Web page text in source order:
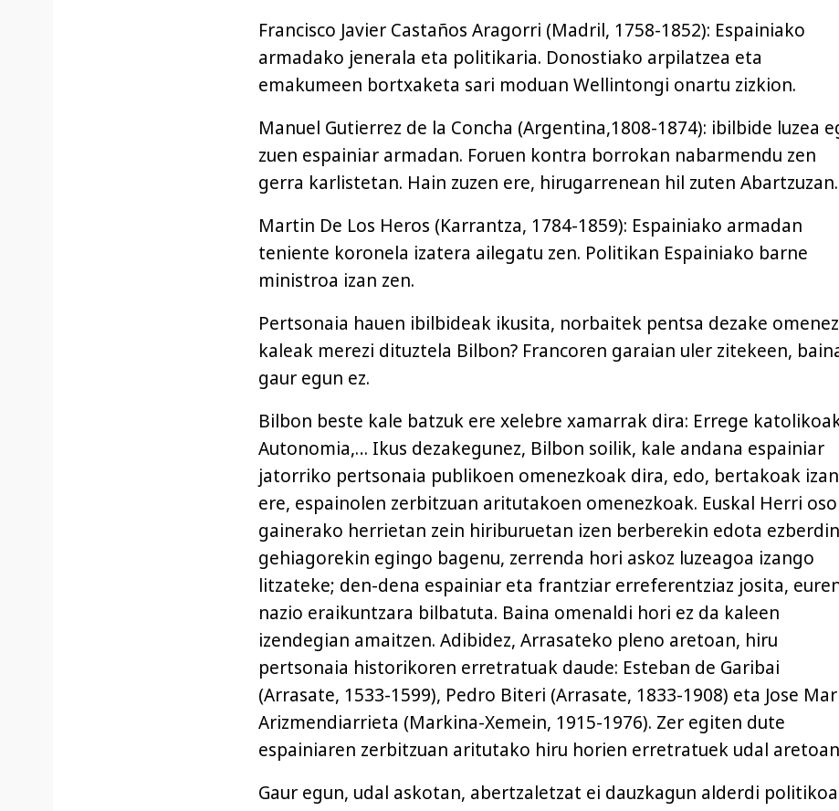
Francisco Javier Castaños Aragorri (Madril, 1758-1852): Espainiako
armadako jenerala eta politikaria. Donostiako arpilatzea eta
emakumeen bortxaketa sari moduan Wellintongi onartu zizkion.
Manuel Gutierrez de la Concha (Argentina,1808-1874): ibilbide luzea
zuen espainiar armadan. Foruen kontra borrokan nabarmendu zen
gerra karlistetan. Hain zuzen ere, hirugarrenean hil zuten Abartzuzan.
Martin De Los Heros (Karrantza, 1784-1859): Espainiako armadan
teniente koronela izatera ailegatu zen. Politikan Espainiako barne
ministroa izan zen.
Pertsonaia hauen ibilbideak ikusita, norbaitek pentsa dezake
kaleak merezi dituztela Bilbon? Francoren garaian uler zitekeen,
gaur egun ez.
Bilbon beste kale batzuk ere xelebre xamarrak dira: Errege
Autonomia,… Ikus dezakegunez, Bilbon soilik, kale andana espainiar
jatorriko pertsonaia publikoen omenezkoak dira, edo, bertakoak
ere, espainolen zerbitzuan aritutakoen omenezkoak. Euskal Herri
gainerako herrietan zein hiriburuetan izen berberekin edota ezberdin
gehiagorekin egingo bagenu, zerrenda hori askoz luzeagoa izango
litzateke; den-dena espainiar eta frantziar erreferentziaz josita,
nazio eraikuntzara bilbatuta. Baina omenaldi hori ez da kaleen
izendegian amaitzen. Adibidez, Arrasateko pleno aretoan, hiru
pertsonaia historikoren erretratuak daude: Esteban de Garibai
(Arrasate, 1533-1599), Pedro Biteri (Arrasate, 1833-1908) eta Jose
Arizmendiarrieta (Markina-Xemein, 1915-1976). Zer egiten dute
espainiaren zerbitzuan aritutako hiru horien erretratuek udal
Gaur egun, udal askotan, abertzaletzat ei dauzkagun alderdi